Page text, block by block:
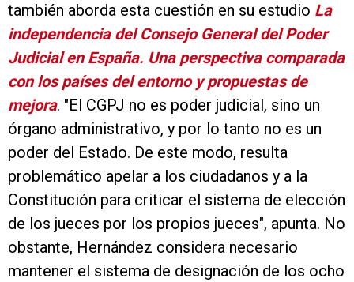
también aborda esta cuestión en su estudio La
independencia del Consejo General del Poder
Judicial en España. Una perspectiva comparada
con los países del entorno y propuestas de
mejora. "El CGPJ no es poder judicial, sino un
órgano administrativo, y por lo tanto no es un
poder del Estado. De este modo, resulta
problemático apelar a los ciudadanos y a la
Constitución para criticar el sistema de elección
de los jueces por los propios jueces", apunta. No
obstante, Hernández considera necesario
mantener el sistema de designación de los ocho